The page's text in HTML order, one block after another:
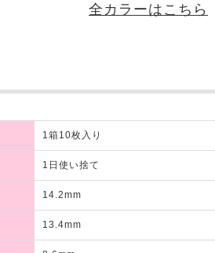
全カラーはこちら
1箱10枚入り
1日使い捨て
14.2mm
13.4mm